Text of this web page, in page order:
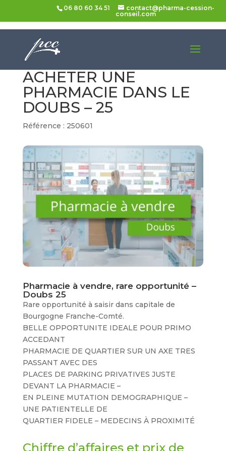
06 80 60 34 51
contact@pharma-cession-
conseil.com
Accueil>Pharmacies à vendre
pharmacie dans le Doubs – 25
ACHETER UNE
PHARMACIE DANS LE
DOUBS – 25
Référence : 250601
Pharmacie à vendre, rare opportunité –
Doubs 25
Rare opportunité à saisir dans capitale de
Bourgogne Franche-Comté.
BELLE OPPORTUNITE IDEALE POUR PRIMO
ACCEDANT
PHARMACIE DE QUARTIER SUR UN AXE TRES
PASSANT AVEC DES
PLACES DE PARKING PRIVATIVES JUSTE
DEVANT LA PHARMACIE –
EN PLEINE MUTATION DEMOGRAPHIQUE –
UNE PATIENTELLE DE
QUARTIER FIDELE – MEDECINS À PROXIMITÉ
Chiffre d’affaires et prix de